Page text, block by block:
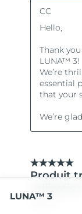
LUNA™ 3